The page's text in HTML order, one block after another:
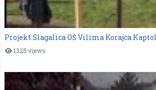
Projekt Slagalica OŠ Vilima Korajca Kaptol
1325 views